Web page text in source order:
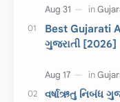
ચાલીસા
દિવાળી
Best Gujarati
ગુજરાતી [2026]
વર્ષાઋતુ નિબંધ